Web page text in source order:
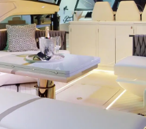
Droits Juridiques
POLITIQUE DE
CONFIDENTIALITÉ